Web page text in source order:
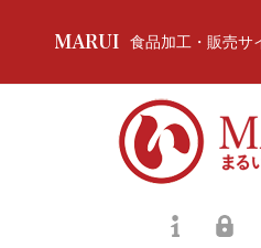
食品加工・販売サ